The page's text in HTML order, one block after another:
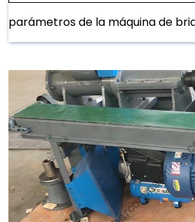
parámetros de la máquina de